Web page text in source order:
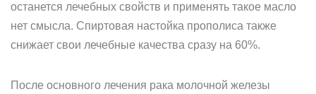
останется лечебных свойств и применять такое масло
нет смысла. Спиртовая настойка прополиса также
снижает свои лечебные качества сразу на 60%.
После основного лечения рака молочной железы